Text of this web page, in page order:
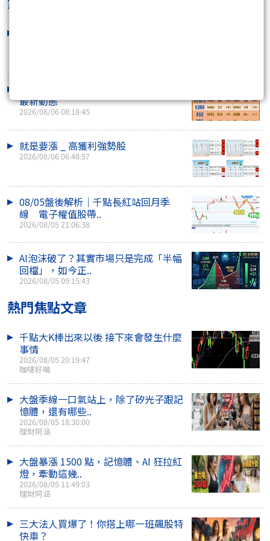
最新動態
2026/08/06 08:18:45
就是要漲 _ 高獲利強勢股
2026/08/06 06:48:57
08/05盤後解析｜千點長紅站回月季
線 電子權值股帶..
2026/08/05 21:06:38
AI泡沫破了？其實市場只是完成「半幅
回檔」，如今正..
2026/08/05 09:15:43
熱門焦點文章
千點大K棒出來以後 接下來會發生什麼
事情
2026/08/05 20:19:47
咖啡好喝
大盤季線一口氣站上，除了矽光子跟記
憶體，還有哪些..
2026/08/05 18:30:00
理財阿涵
大盤暴漲 1500 點，記憶體、AI 狂拉紅
燈，牽動這幾..
2026/08/05 11:49:03
理財阿涵
三大法人買爆了！你搭上哪一班飆股特
快車？